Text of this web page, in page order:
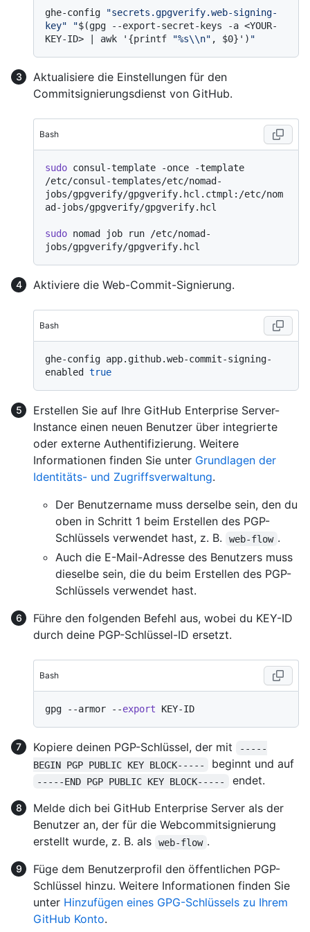
ghe-config
"secrets.gpgverify.web-signing-
key"
"$(gpg --export-secret-keys -a <YOUR-
KEY-ID> | awk '{printf
"%s\\n" , $0}') "
Aktualisiere die Einstellungen für den
Commitsignierungsdienst von GitHub.
Bash
sudo consul-template -once -template
/etc/consul-templates/etc/nomad-
jobs/gpgverify/gpgverify.hcl.ctmpl:/etc/nom
ad-jobs/gpgverify/gpgverify.hcl
sudo nomad job run /etc/nomad-
Aktiviere die Web-Commit-Signierung.
Bash
ghe-config app.github.web-commit-signing-
enabled true
Erstellen Sie auf Ihre GitHub Enterprise Server-
Instance einen neuen Benutzer über integrierte
oder externe Authentifizierung. Weitere
Informationen finden Sie unter Grundlagen der
Identitäts- und Zugriffsverwaltung.
Der Benutzername muss derselbe sein, den du
oben in Schritt 1 beim Erstellen des PGP-
Schlüssels verwendet hast, z. B.
web-flow .
Auch die E-Mail-Adresse des Benutzers muss
dieselbe sein, die du beim Erstellen des PGP-
Schlüssels verwendet hast.
Führe den folgenden Befehl aus, wobei du KEY-ID
durch deine PGP-Schlüssel-ID ersetzt.
Bash
gpg --armor --export
Kopiere deinen PGP-Schlüssel, der mit
-----
BEGIN PGP PUBLIC KEY BLOCK-----
beginnt und auf
-----END PGP PUBLIC KEY BLOCK-----
endet.
Melde dich bei GitHub Enterprise Server als der
Benutzer an, der für die Webcommitsignierung
erstellt wurde, z. B. als
web-flow .
Füge dem Benutzerprofil den öffentlichen PGP-
Schlüssel hinzu. Weitere Informationen finden Sie
unter Hinzufügen eines GPG-Schlüssels zu Ihrem
GitHub Konto.